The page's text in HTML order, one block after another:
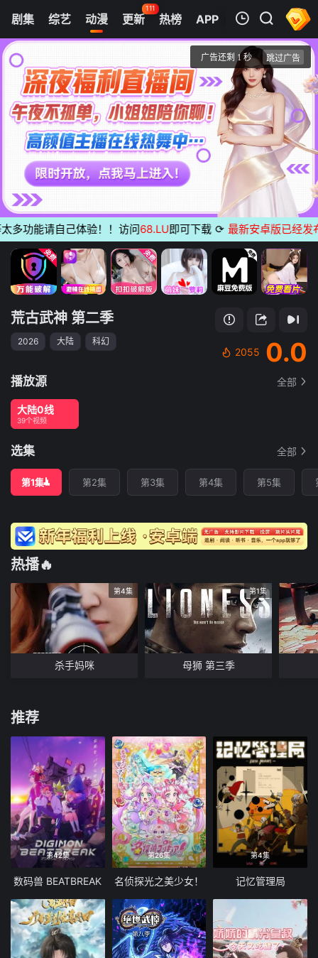
剧集 综艺 动漫 更新
111
热榜 APP
第1集
荒古武神 第二季
清空
能请自己体验！！访问 68.LU即可下载 ⟳ 最新安卓版已经发布无
荒古武神 第二季
2026 大陆 科幻
2055 0.0
播放源 全部
大陆0线
39个视频
选集 全部
第1集 第2集 第3集 第4集 第5集
热播🔥
第4集
杀手妈咪
第1集
母狮 第三季
推荐
第42集
数码兽 BEATBREAK
第26集
名侦探光之美少女！
第4集
记忆管理局